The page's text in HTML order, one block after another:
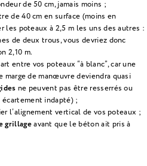
de 50 cm, jamais moins ;
de 40 cm en surface (moins en
les poteaux à 2,5 m les uns des autres :
de deux trous, vous devriez donc
2,10 m.
entre vos poteaux “à blanc”, car une
de manœuvre deviendra quasi
ne peuvent pas être resserrés ou
indapté) ;
l’alignement vertical de vos poteaux ;
grillageavant que le béton ait pris à